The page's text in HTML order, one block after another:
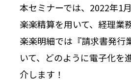
本セミナーでは、2022年1
楽楽精算を用いて、経理業
楽楽明細では『請求書発行
いて、どのように電子化を
介します！